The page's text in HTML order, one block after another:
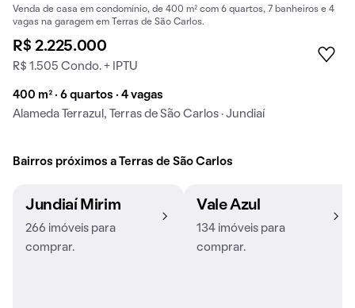
Venda de casa em condomínio, de 400 m² com 6 quartos, 7 banheiros e 4
vagas na garagem em Terras de São Carlos.
R$ 2.225.000
R$ 1.505 Condo. + IPTU
400 m² · 6 quartos · 4 vagas
Alameda Terrazul, Terras de São Carlos · Jundiaí
Bairros próximos a Terras de São Carlos
Jundiaí Mirim
266 imóveis para
comprar.
Vale Azul
134 imóveis para
comprar.